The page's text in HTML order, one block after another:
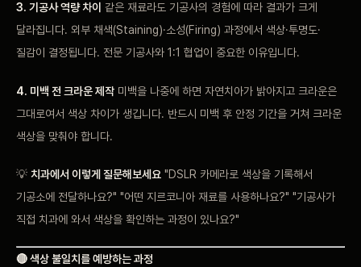
3. 기공사 역량 차이 같은 재료라도 기공사의 경험에 따라 결과가 크게
달라집니다. 외부 채색(Staining)·소성(Firing) 과정에서 색상·투명도·
질감이 결정됩니다. 전문 기공사와 1:1 협업이 중요한 이유입니다.
4. 미백 전 크라운 제작 미백을 나중에 하면 자연치아가 밝아지고 크라운은
그대로여서 색상 차이가 생깁니다. 반드시 미백 후 안정 기간을 거쳐 크라운
색상을 맞춰야 합니다.
💡 치과에서 이렇게 질문해보세요 "DSLR 카메라로 색상을 기록해서
기공소에 전달하나요?" "어떤 지르코니아 재료를 사용하나요?" "기공사가
직접 치과에 와서 색상을 확인하는 과정이 있나요?"
🔴 색상 불일치를 예방하는 과정